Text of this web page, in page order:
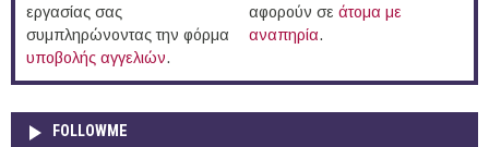
εργασίας σας
συμπληρώνοντας την φόρμα
υποβολής αγγελιών.
αφορούν σε άτομα με
αναπηρία.
FOLLOWME